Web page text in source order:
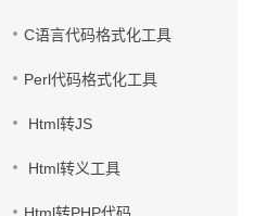
C语言代码格式化工具
Perl代码格式化工具
Html转JS
Html转义工具